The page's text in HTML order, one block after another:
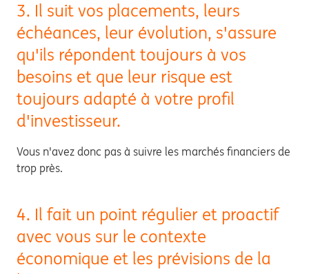
3. Il suit vos placements, leurs
échéances, leur évolution, s'assure
qu'ils répondent toujours à vos
besoins et que leur risque est
toujours adapté à votre profil
d'investisseur.
Vous n'avez donc pas à suivre les marchés financiers de
trop près.
4. Il fait un point régulier et proactif
avec vous sur le contexte
économique et les prévisions de la